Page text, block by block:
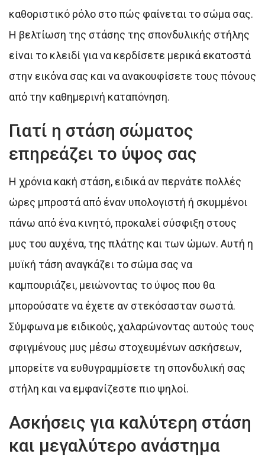
καθοριστικό ρόλο στο πώς φαίνεται το σώμα σας.
Η βελτίωση της στάσης της σπονδυλικής στήλης
είναι το κλειδί για να κερδίσετε μερικά εκατοστά
στην εικόνα σας και να ανακουφίσετε τους πόνους
από την καθημερινή καταπόνηση.
Γιατί η στάση σώματος
επηρεάζει το ύψος σας
Η χρόνια κακή στάση, ειδικά αν περνάτε πολλές
ώρες μπροστά από έναν υπολογιστή ή σκυμμένοι
πάνω από ένα κινητό, προκαλεί σύσφιξη στους
μυς του αυχένα, της πλάτης και των ώμων. Αυτή η
μυϊκή τάση αναγκάζει το σώμα σας να
καμπουριάζει, μειώνοντας το ύψος που θα
μπορούσατε να έχετε αν στεκόσασταν σωστά.
Σύμφωνα με ειδικούς, χαλαρώνοντας αυτούς τους
σφιγμένους μυς μέσω στοχευμένων ασκήσεων,
μπορείτε να ευθυγραμμίσετε τη σπονδυλική σας
στήλη και να εμφανίζεστε πιο ψηλοί.
Ασκήσεις για καλύτερη στάση
και μεγαλύτερο ανάστημα